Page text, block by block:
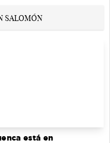
está en